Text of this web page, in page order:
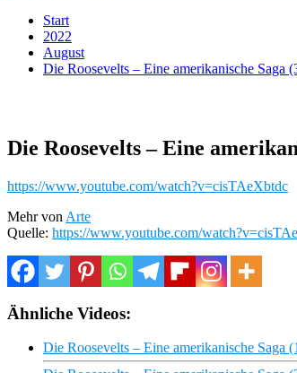
Start
2022
August
Die Roosevelts – Eine amerikanische Saga
Die Roosevelts – Eine
https://www.youtube.com/watch?v=cisTAeXbtdc
Mehr von Arte
Quelle: https://www.youtube.com/
Ähnliche Videos:
Die Roosevelts – Eine amerikanische Saga